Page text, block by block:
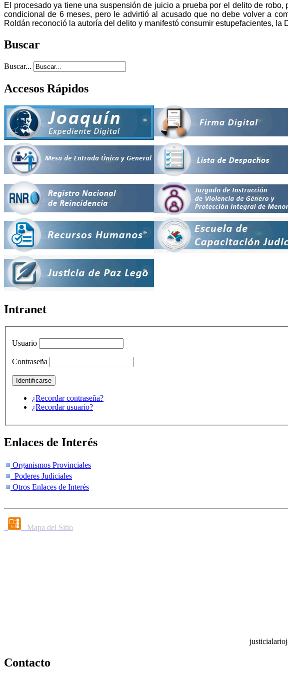
El procesado ya tiene una suspensión de juicio a prueba por el delito de
condicional de 6 meses, pero le advirtió al acusado que no debe volver a
Roldán reconoció la autoría del delito y manifestó consumir estupefacientes,
Buscar
Buscar...
Accesos Rápidos
Intranet
Usuario
Contraseña
¿Recordar contraseña?
¿Recordar usuario?
Enlaces de Interés
Organismos Provinciales
Poderes Judiciales
Otros Enlaces de Interés
Mapa del Sitio
Contacto